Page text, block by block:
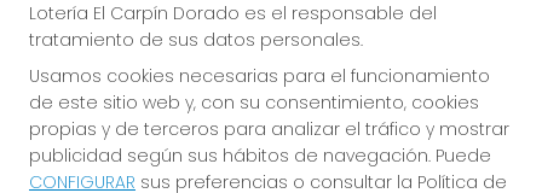
20.000€
JUGAR EURODREAMS
Lotería El Carpín Dorado es el responsable del
tratamiento de sus datos personales.
Usamos cookies necesarias para el funcionamiento
de este sitio web y, con su consentimiento, cookies
propias y de terceros para analizar el tráfico y mostrar
publicidad según sus hábitos de navegación. Puede
CONFIGURAR sus preferencias o consultar la Política de